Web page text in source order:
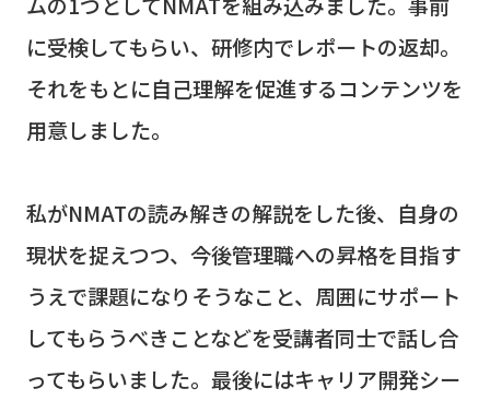
に受検してもらい、研修内でレポートの返却。
それをもとに自己理解を促進するコンテンツを
用意しました。
私がNMATの読み解きの解説をした後、自身の
現状を捉えつつ、今後管理職への昇格を目指す
うえで課題になりそうなこと、周囲にサポート
してもらうべきことなどを受講者同士で話し合
ってもらいました。最後にはキャリア開発シー